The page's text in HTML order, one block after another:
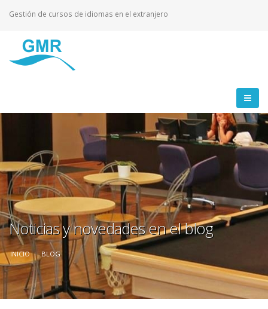
Gestión de cursos de idiomas en el extranjero
Noticias y novedades en el blog
INICIO BLOG